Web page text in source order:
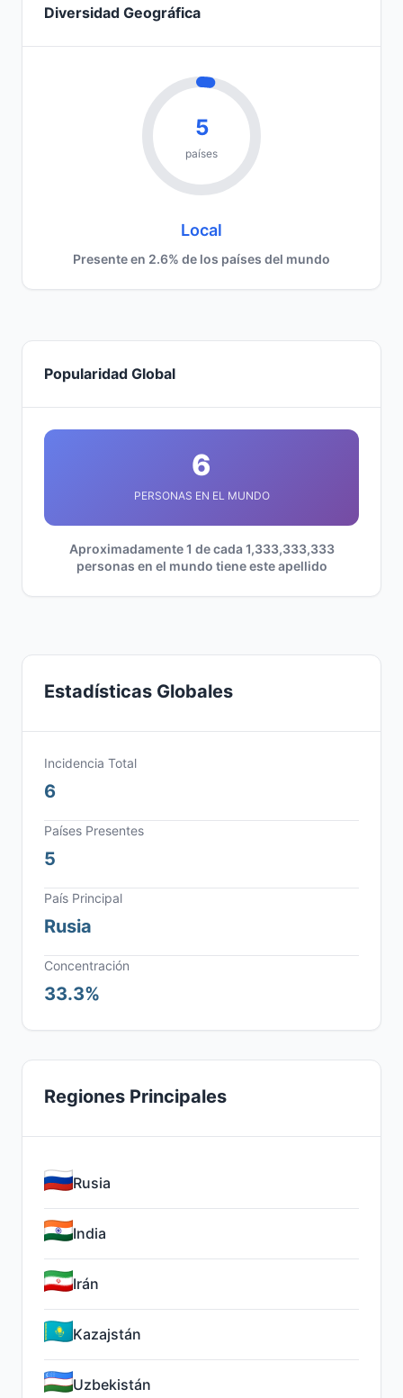
Diversidad Geográfica
5
países
Local
Presente en 2.6% de los países del mundo
Popularidad Global
6
PERSONAS EN EL MUNDO
Aproximadamente 1 de cada 1,333,333,333
personas en el mundo tiene este apellido
Estadísticas Globales
Incidencia Total
6
Países Presentes
5
País Principal
Rusia
Concentración
33.3%
Regiones Principales
Rusia
India
Irán
Kazajstán
Uzbekistán